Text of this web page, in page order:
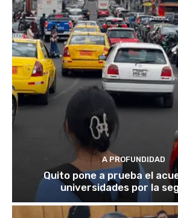
A PROFUNDIDAD
Quito pone a prueba el
universidades por la